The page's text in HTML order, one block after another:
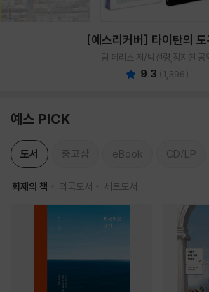
[예스리커버] 타이탄의 도
팀 페리스 저/박선령,정지현 공
9.3 (1,396)
예스 PICK
도서 중고샵 eBook CD/LP
화제의 책 외국도서 세트도서